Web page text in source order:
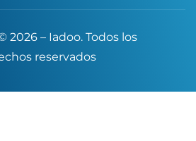
2026 – Iadoo. Todos los
reservados